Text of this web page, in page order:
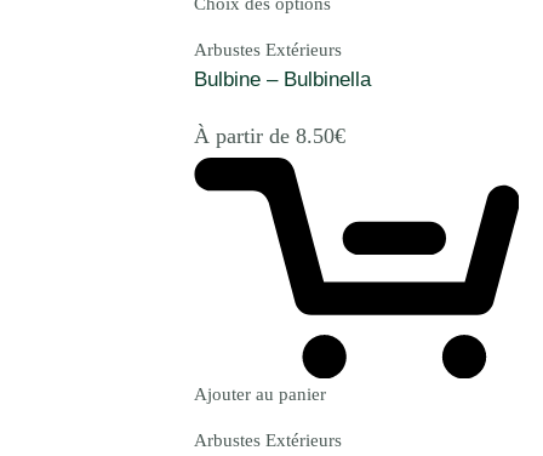
Arbustes Extérieurs
Bulbine – Bulbinella
À partir de 8.50€
Ajouter au panier
Arbustes Extérieurs